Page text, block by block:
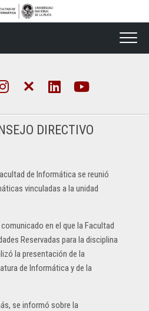
DIRECTIVO
de Informática se reunió
vinculadas a la unidad
en el que la Facultad
Reservadas para la disciplina
la presentación de la
de Informática y de la
se informó sobre la